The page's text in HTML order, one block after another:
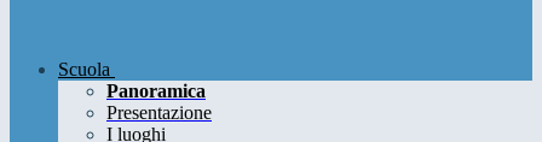
Scuola
Panoramica
Presentazione
I luoghi